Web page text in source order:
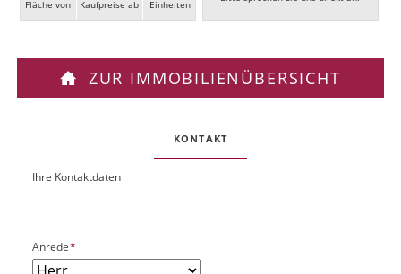
Fläche von
Kaufpreise ab
Ein­heiten
ZUR IMMOBILIENÜBERSICHT
KONTAKT
O
k
UIhre Kontaktdaten
P
f
Anrede*